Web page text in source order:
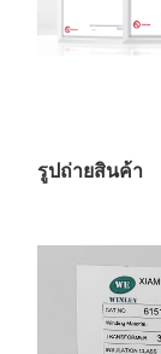
รูปถ่ายสินค้า